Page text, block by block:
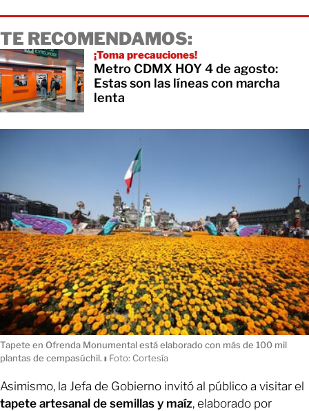
TE RECOMENDAMOS:
¡Toma precauciones!
Metro CDMX HOY 4 de agosto:
Estas son las líneas con marcha
lenta
Tapete en Ofrenda Monumental está elaborado con más de 100 mil
plantas de cempasúchil. ı Foto: Cortesía
Asimismo, la Jefa de Gobierno invitó al público a visitar el
tapete artesanal de semillas y maíz, elaborado por